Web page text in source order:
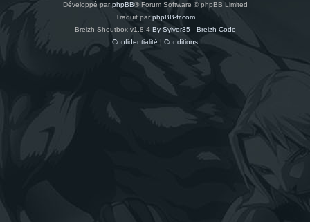
Développé parphpBB® Forum Software © phpBB Limited
Traduit parphpBB-fr.com
Breizh Shoutbox v1.8.4 By Sylver35 - Breizh Code
Confidentialité | Conditions